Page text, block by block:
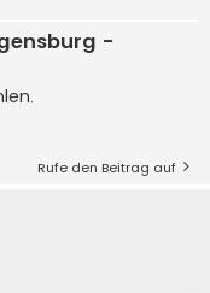
-
Rufe den Beitrag auf